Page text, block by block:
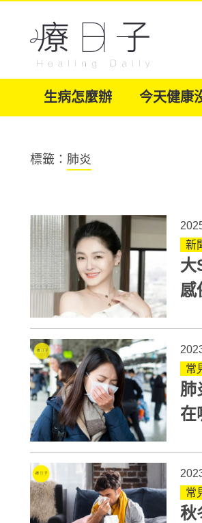
生病怎麼辦 今天健康
標籤： 肺炎
新
大
感
常
肺
在
常
秋